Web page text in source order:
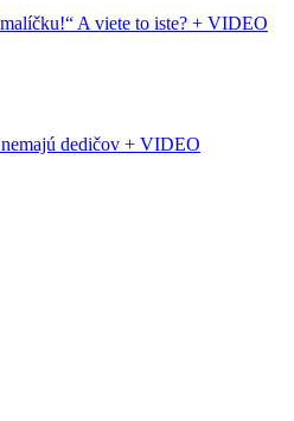
A viete to iste? + VIDEO
dedičov + VIDEO